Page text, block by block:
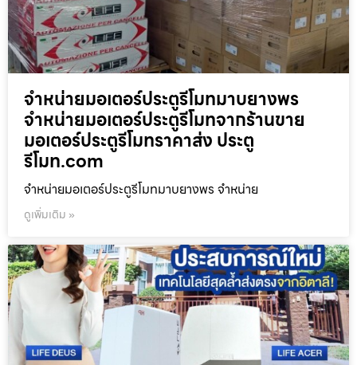
จำหน่ายมอเตอร์ประตูรีโมทมาบยางพร
จำหน่ายมอเตอร์ประตูรีโมทจากร้านขาย
มอเตอร์ประตูรีโมทราคาส่ง ประตู
รีโมท.com
จำหน่ายมอเตอร์ประตูรีโมทมาบยางพร จำหน่าย
ดูเพิ่มเติม »